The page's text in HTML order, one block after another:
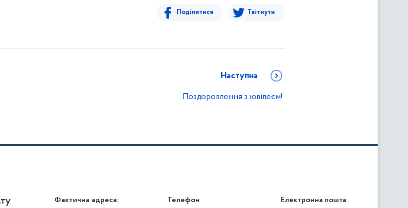
Поділитися Твітнути
Наступна
Поздоровлення з ювілеєм!
Діяльність
Фактична адреса: Телефон Електронна пошта